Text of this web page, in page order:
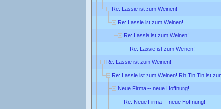
Re: Lassie ist zum Weinen!
Re: Lassie ist zum Weinen!
Re: Lassie ist zum Weinen!
Re: Lassie ist zum Weinen!
Re: Lassie ist zum Weinen!
Re: Lassie ist zum Weinen! Rin Tin Tin ist
Neue Firma -- neue Hoffnung!
Re: Neue Firma -- neue Hoffnung!